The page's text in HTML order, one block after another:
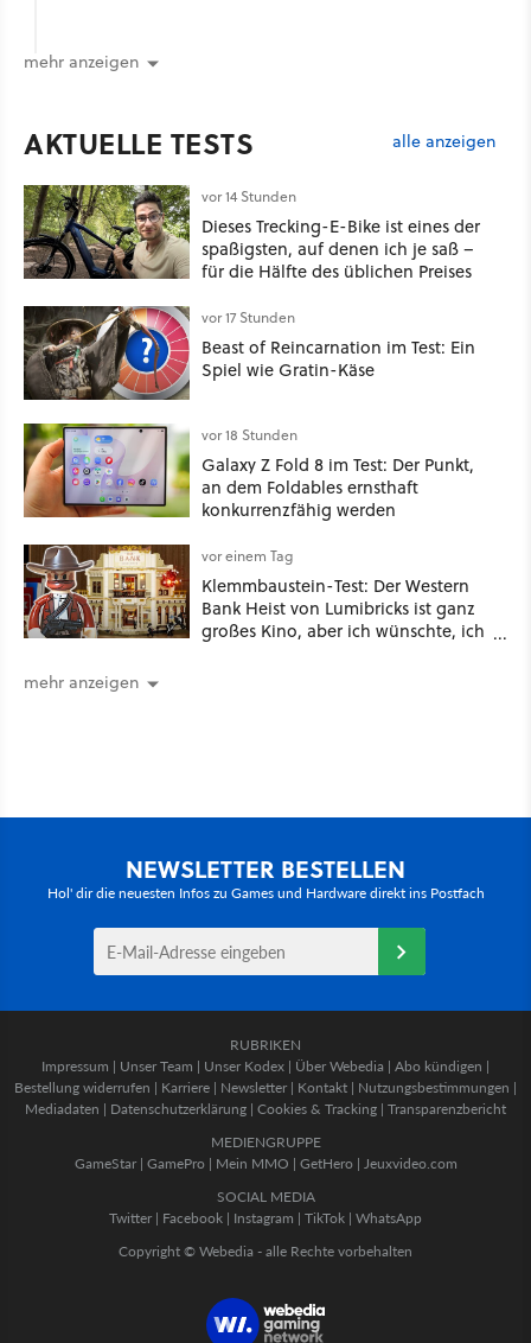
mehr anzeigen
AKTUELLE TESTS alle anzeigen
vor 14 Stunden
Dieses Trecking-E-Bike ist eines der
spaßigsten, auf denen ich je saß –
für die Hälfte des üblichen Preises
vor 17 Stunden
Beast of Reincarnation im Test: Ein
Spiel wie Gratin-Käse
vor 18 Stunden
Galaxy Z Fold 8 im Test: Der Punkt,
an dem Foldables ernsthaft
konkurrenzfähig werden
vor einem Tag
Klemmbaustein-Test: Der Western
Bank Heist von Lumibricks ist ganz
großes Kino, aber ich wünschte, ich
mehr anzeigen
NEWSLETTER BESTELLEN
Hol' dir die neuesten Infos zu Games und Hardware direkt ins Postfach
RUBRIKEN
Impressum | Unser Team | Unser Kodex | Über Webedia | Abo kündigen |
Bestellung widerrufen | Karriere | Newsletter | Kontakt | Nutzungsbestimmungen |
Mediadaten | Datenschutzerklärung | Cookies & Tracking | Transparenzbericht
MEDIENGRUPPE
GameStar| GamePro | Mein MMO | GetHero | Jeuxvideo.com
SOCIAL MEDIA
Twitter | Facebook | Instagram | TikTok | WhatsApp
Copyright © Webedia - alle Rechte vorbehalten